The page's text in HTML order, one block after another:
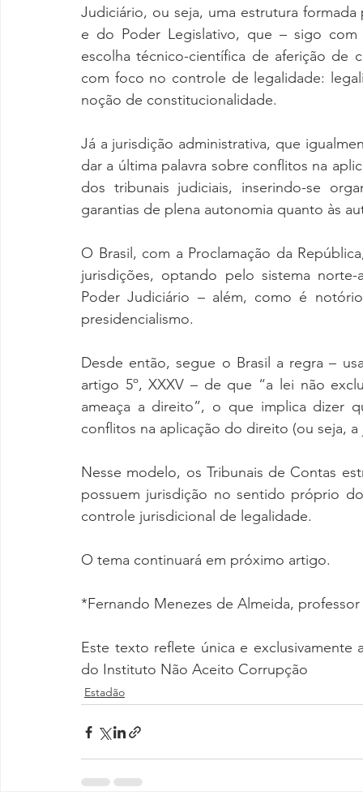
Judiciário, ou seja, uma estrutura
e do Poder Legislativo, que – sigo
escolha técnico-científica de aferição de
com foco no controle de legalidade:
noção de constitucionalidade.
Já a jurisdição administrativa, que
dar a última palavra sobre conflitos na
dos tribunais judiciais, inserindo-se
garantias de plena autonomia quanto às
O Brasil, com a Proclamação da
jurisdições, optando pelo sistema
Poder Judiciário – além, como é
presidencialismo.
Desde então, segue o Brasil a regra –
artigo 5º, XXXV – de que “a lei não
ameaça a direito”, o que implica dizer
conflitos na aplicação do direito (ou seja,
Nesse modelo, os Tribunais de Contas
possuem jurisdição no sentido próprio
controle jurisdicional de legalidade.
O tema continuará em próximo artigo.
*Fernando Menezes de Almeida,
Este texto reflete única e exclusivamente
do Instituto Não Aceito Corrupção
Estadão